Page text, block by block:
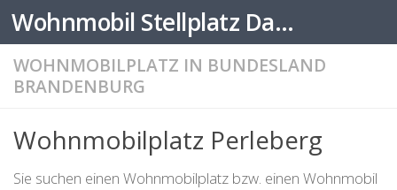
Zum Inhalt springen Wohnmobil Stellplatz Datenbank
WOHNMOBILPLATZ IN BUNDESLAND
BRANDENBURG
Wohnmobilplatz Perleberg
Sie suchen einen Wohnmobilplatz bzw. einen Wohnmobil